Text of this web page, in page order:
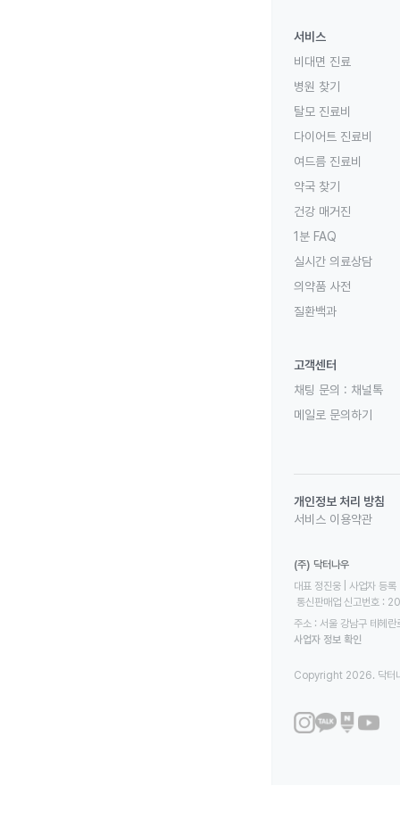
서비스
비대면 진료
병원 찾기
탈모 진료비
다이어트 진료비
여드름 진료비
약국 찾기
건강 매거진
1분 FAQ
실시간 의료상담
의약품 사전
질환백과
고객센터
채팅 문의 : 채널톡
메일로 문의하기
개인정보 처리 방침
서비스 이용약관
(주) 닥터나우
대표 정진웅 | 사업자
통신판매업 신고번호
주소 : 서울 강남구 테헤
사업자 정보 확인
Copyright 2026. 닥터